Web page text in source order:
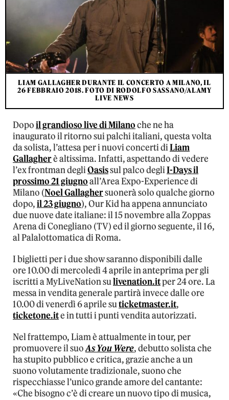
LIAM GALLAGHER DURANTE IL CONCERTO A MILANO, IL
26 FEBBRAIO 2018. FOTO DI RODOLFO SASSANO/ALAMY
LIVE NEWS
Dopoil grandioso live di Milanoche ne ha
inaugurato il ritorno sui palchi italiani, questa volta
da solista, l’attesa per i nuovi concerti diLiam
Gallagherè altissima. Infatti, aspettando di vedere
l’ex frontman degliOasissul palco degliI-Days il
prossimo 21 giugnoall’Area Expo-Experience di
Milano (Noel Gallaghersuonerà solo qualche giorno
dopo,il 23 giugno), Our Kid ha appena annunciato
due nuove date italiane: il 15 novembre alla Zoppas
Arena di Conegliano (TV) ed il giorno seguente, il 16,
al Palalottomatica di Roma.
I biglietti per i due show saranno disponibili dalle
ore 10.00 di mercoledì 4 aprile in anteprima per gli
iscritti a MyLiveNation sulivenation.itper 24 ore. La
messa in vendita generale partirà invece dalle ore
10.00 di venerdì 6 aprile suticketmaster.it,
ticketone.ite in tutti i punti vendita autorizzati.
Nel frattempo, Liam è attualmente in tour, per
promuovere il suoAs You Were, debutto solista che
ha stupito pubblico e critica, grazie anche a un
suono volutamente tradizionale, suono che
rispecchiasse l’unico grande amore del cantante:
«Che bisogno c’è di creare un nuovo tipo di musica,